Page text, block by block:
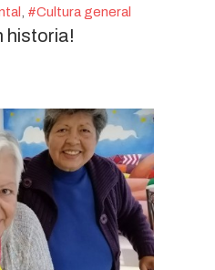
Cultura general
historia!